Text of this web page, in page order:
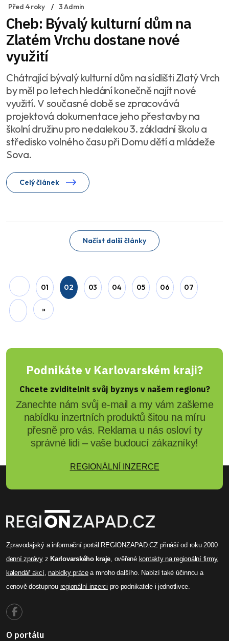
Před 4 roky 3 Admin
Cheb: Bývalý kulturní dům na
Zlatém Vrchu dostane nové
využití
Chátrající bývalý kulturní dům na sídlišti Zlatý Vrch
by měl po letech hledání konečně najít nové
využití. V současné době se zpracovává
projektová dokumentace jeho přestavby na
školní družinu pro nedalekou 3. základní školu a
středisko volného času při Domu dětí a mládeže
Sova.
Celý článek
Načíst další články
01 02 03 04 05 06 07
»
Podnikáte v Karlovarském kraji?
Chcete zviditelnit svůj byznys v našem regionu?
Zanechte nám svůj e-mail a my vám zašleme
nabídku inzertních produktů šitou na míru
přesně pro vás. Reklama u nás osloví ty
správné lidi – vaše budoucí zákazníky!
REGIONÁLNÍ INZERCE
Zpravodajský a informační portál REGIONZAPAD.CZ přináší od roku 2000
denní zprávyz Karlovarského kraje, ověřené kontakty na regionální firmy,
kalendář akcí,nabídky prácea mnoho dalšího. Nabízí také účinnou a
cenově dostupnou regionální inzerci pro podnikatele i jednotlivce.
O portálu